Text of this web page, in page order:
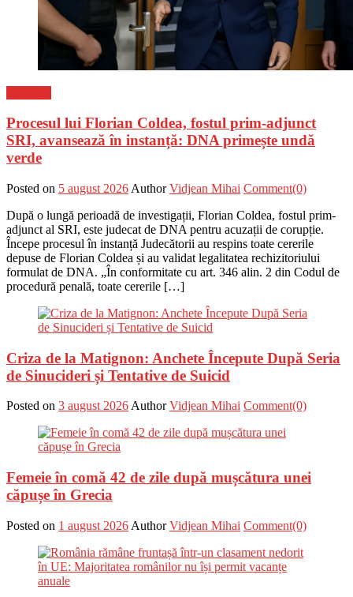
Procesul lui Florian Coldea, fostul prim-adjunct
SRI, avansează în instanță: DNA primește undă
verde
Posted on 5 august 2026 Author Vidjean Mihai Comment(0)
După o lungă perioadă de investigații, Florian Coldea, fostul prim-
adjunct al SRI, este judecat de DNA pentru acuzații de corupție.
Începe procesul în instanță Judecătorii au respins toate cererile
depuse de Florian Coldea și au validat legalitatea rechizitoriului
formulat de DNA. „În conformitate cu art. 346 alin. 2 din Codul de
procedură penală, toate cererile […]
Criza de la Matignon: Anchete Începute După Seria
de Sinucideri și Tentative de Suicid
Posted on 3 august 2026Author Vidjean Mihai Comment(0)
Femeie în comă 42 de zile după mușcătura unei
căpușe în Grecia
Posted on 1 august 2026 Author Vidjean Mihai Comment(0)